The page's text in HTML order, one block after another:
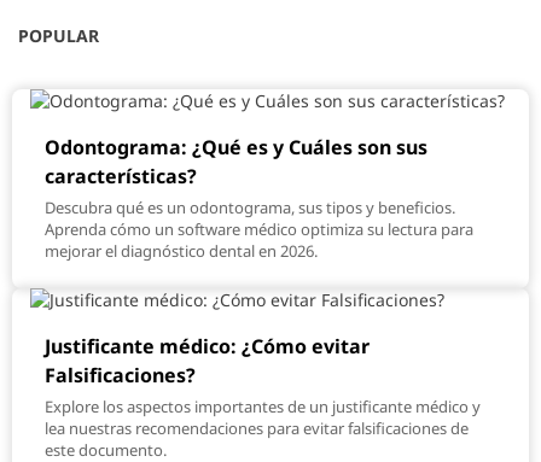
POPULAR
Odontograma: ¿Qué es y Cuáles son sus
características?
Descubra qué es un odontograma, sus tipos y beneficios.
Aprenda cómo un software médico optimiza su lectura para
mejorar el diagnóstico dental en 2026.
Justificante médico: ¿Cómo evitar
Falsificaciones?
Explore los aspectos importantes de un justificante médico y
lea nuestras recomendaciones para evitar falsificaciones de
este documento.